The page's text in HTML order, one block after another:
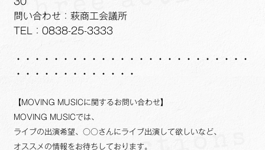
問い合わせ：萩商工会議所
TEL：0838-25-3333
・・・・・・・・・・・・・・・・・・・・・・・・・
・・・・・・・・・・・・・
【MOVING MUSICに関するお問い合わせ】
MOVING MUSICでは、
ライブの出演希望、○○さんにライブ出演して欲しいなど、
オススメの情報をお待ちしております。